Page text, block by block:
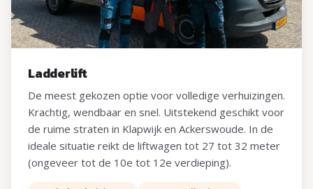
Ladderlift
De meest gekozen optie voor volledige verhuizingen.
Krachtig, wendbaar en snel. Uitstekend geschikt voor
de ruime straten in Klapwijk en Ackerswoude. In de
ideale situatie reikt de liftwagen tot 27 tot 32 meter
(ongeveer tot de 10e tot 12e verdieping).